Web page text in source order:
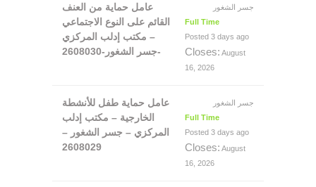
عامل حماية من العنف
القائم على النوع الاجتماعي
– مكتب إدلب المركزي
-جسر الشغور-2608030
جسر الشغور
Full Time
Posted 3 days ago
Closes: August
16, 2026
عامل حماية طفل للأنشطة
الخارجية – مكتب إدلب
المركزي – جسر الشغور –
2608029
جسر الشغور
Full Time
Posted 3 days ago
Closes: August
16, 2026